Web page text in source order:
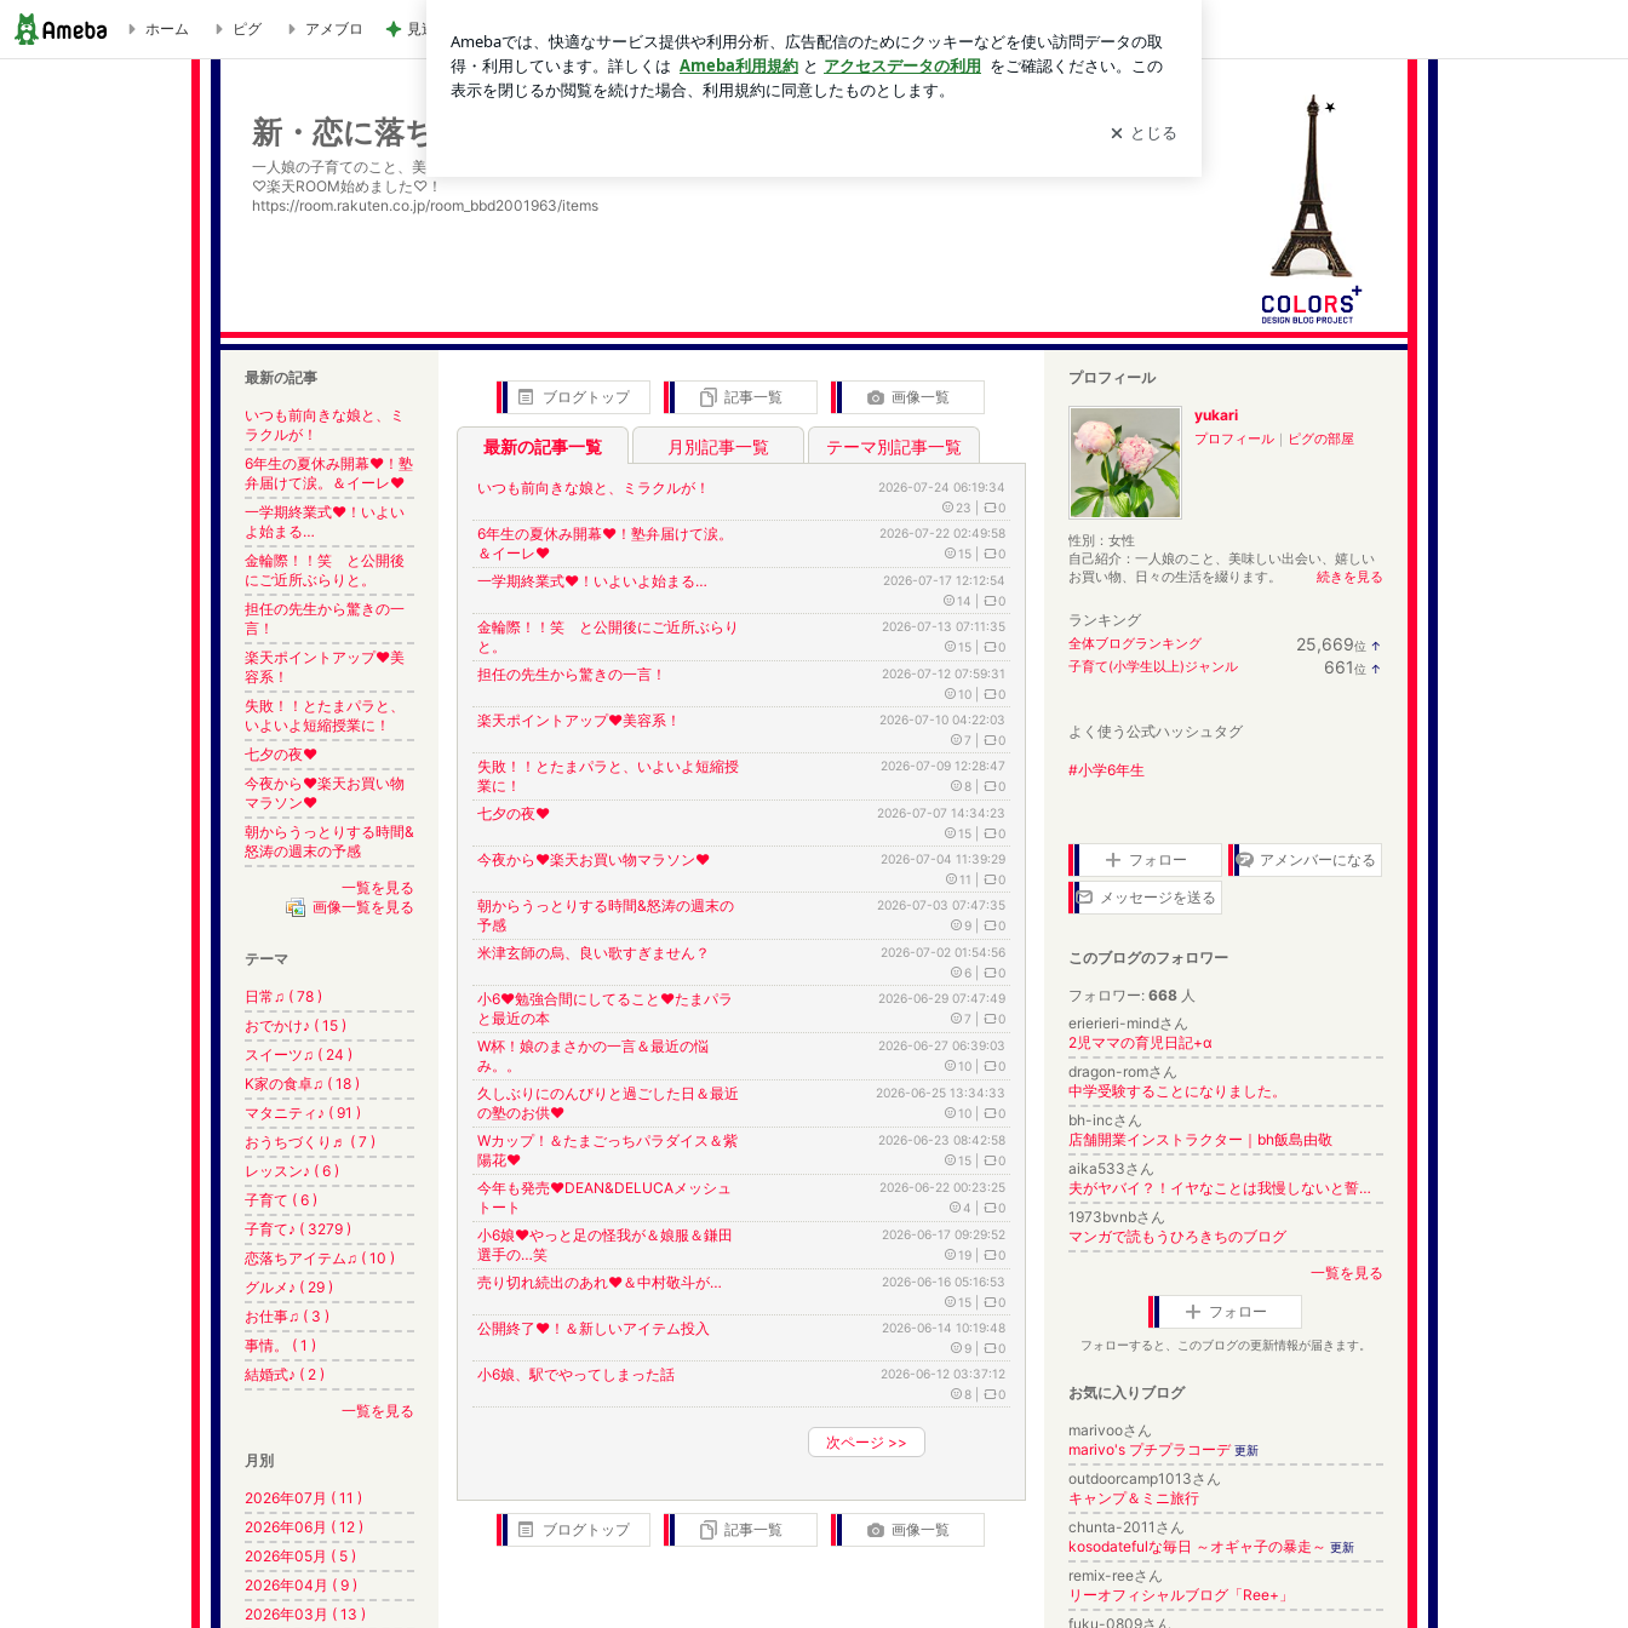
ホーム ピグ アメブロ 見逃されていた子宮内膜のポリープ ログイン
新・恋に落ちた一皿
一人娘の子育てのこと、美味しい出会い、嬉しいお買い物などの日常を綴ります。
♡楽天ROOM始めました♡！
https://room.rakuten.co.jp/room_bbd2001963/items
ブログトップ 記事一覧 画像一覧
最新の記事一覧 月別記事一覧 テーマ別記事一覧
いつも前向きな娘と、ミラクルが！
2026-07-24 06:19:34
23
0
6年生の夏休み開幕❤︎！塾弁届けて涙。
＆イーレ❤︎
2026-07-22 02:49:58
15
0
一学期終業式❤︎！いよいよ始まる…
2026-07-17 12:12:54
14
0
金輪際！！笑 と公開後にご近所ぶらり
と。
2026-07-13 07:11:35
15
0
担任の先生から驚きの一言！
2026-07-12 07:59:31
10
0
楽天ポイントアップ❤︎美容系！
2026-07-10 04:22:03
7
0
失敗！！とたまパラと、いよいよ短縮授
業に！
2026-07-09 12:28:47
8
0
七夕の夜❤︎
2026-07-07 14:34:23
15
0
今夜から❤︎楽天お買い物マラソン❤︎
2026-07-04 11:39:29
11
0
朝からうっとりする時間&怒涛の週末の
予感
2026-07-03 07:47:35
9
0
米津玄師の烏、良い歌すぎません？
2026-07-02 01:54:56
6
0
小6❤︎勉強合間にしてること❤︎たまパラ
と最近の本
2026-06-29 07:47:49
7
0
W杯！娘のまさかの一言＆最近の悩
み。。
2026-06-27 06:39:03
10
0
久しぶりにのんびりと過ごした日＆最近
の塾のお供❤︎
2026-06-25 13:34:33
10
0
Wカップ！＆たまごっちパラダイス＆紫
陽花❤︎
2026-06-23 08:42:58
15
0
今年も発売❤︎DEAN&DELUCAメッシュ
トート
2026-06-22 00:23:25
4
0
小6娘❤︎やっと足の怪我が＆娘服＆鎌田
選手の…笑
2026-06-17 09:29:52
19
0
売り切れ続出のあれ❤︎＆中村敬斗が…
2026-06-16 05:16:53
15
0
公開終了❤︎！＆新しいアイテム投入
2026-06-14 10:19:48
9
0
小6娘、駅でやってしまった話
2026-06-12 03:37:12
8
0
次ページ >>
ブログトップ 記事一覧 画像一覧
プロフィール
yukari
プロフィール ｜ ピグの部屋
性別： 女性
自己紹介：一人娘のこと、美味しい出会い、嬉しい
お買い物、日々の生活を綴ります。
続きを見る
ランキング
全体ブログランキング 25,669位 ↑
子育て(小学生以上)ジャンル 661位 ↑
よく使う公式ハッシュタグ
#小学6年生
フォロー アメンバーになる
メッセージを送る
このブログのフォロワー
フォロワー: 668 人
erierieri-mindさん
2児ママの育児日記+α
dragon-romさん
中学受験することになりました。
bh-incさん
店舗開業インストラクター｜bh飯島由敬
aika533さん
夫がヤバイ？！イヤなことは我慢しないと誓ったブログ
1973bvnbさん
マンガで読もうひろきちのブログ
一覧を見る
フォロー
フォローすると、このブログの更新情報が届きます。
お気に入りブログ
marivooさん
marivo's プチプラコーデ 更新
outdoorcamp1013さん
キャンプ＆ミニ旅行
chunta-2011さん
kosodatefulな毎日 ～オギャ子の暴走～ 更新
remix-reeさん
リーオフィシャルブログ「Ree+」
fuku-0809さん
最新の記事
いつも前向きな娘と、ミ
ラクルが！
6年生の夏休み開幕❤︎！塾
弁届けて涙。＆イーレ❤︎
一学期終業式❤︎！いよい
よ始まる…
金輪際！！笑 と公開後
にご近所ぶらりと。
担任の先生から驚きの一
言！
楽天ポイントアップ❤︎美
容系！
失敗！！とたまパラと、
いよいよ短縮授業に！
七夕の夜❤︎
今夜から❤︎楽天お買い物
マラソン❤︎
朝からうっとりする時間&
怒涛の週末の予感
一覧を見る
画像一覧を見る
テーマ
日常♫ ( 78 )
おでかけ♪ ( 15 )
スイーツ♫ ( 24 )
K家の食卓♫ ( 18 )
マタニティ♪ ( 91 )
おうちづくり♬ ( 7 )
レッスン♪ ( 6 )
子育て ( 6 )
子育て♪ ( 3279 )
恋落ちアイテム♫ ( 10 )
グルメ♪ ( 29 )
お仕事♫ ( 3 )
事情。 ( 1 )
結婚式♪ ( 2 )
一覧を見る
月別
2026年07月 ( 11 )
2026年06月 ( 12 )
2026年05月 ( 5 )
2026年04月 ( 9 )
2026年03月 ( 13 )